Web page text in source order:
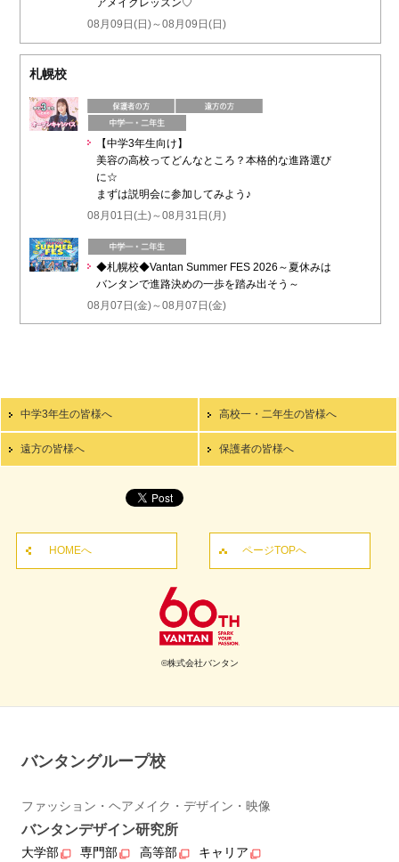
アメイクレッスン♡
08月09日(日)～08月09日(日)
札幌校
【中学3年生向け】
美容の高校ってどんなところ？本格的な進路選び
に☆
まずは説明会に参加してみよう♪
08月01日(土)～08月31日(月)
◆札幌校◆Vantan Summer FES 2026～夏休みは
バンタンで進路決めの一歩を踏み出そう～
08月07日(金)～08月07日(金)
中学3年生の皆様へ 高校一・二年生の皆様へ
遠方の皆様へ 保護者の皆様へ
HOMEへ ページTOPへ
©株式会社バンタン
バンタングループ校
ファッション・ヘアメイク・デザイン・映像
バンタンデザイン研究所
大学部 専門部 高等部 キャリア